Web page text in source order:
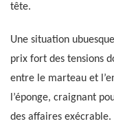
tête.
Une situation
prix fort des tensions
entre le marteau et
l’éponge, craignant
des affaires exécrable.